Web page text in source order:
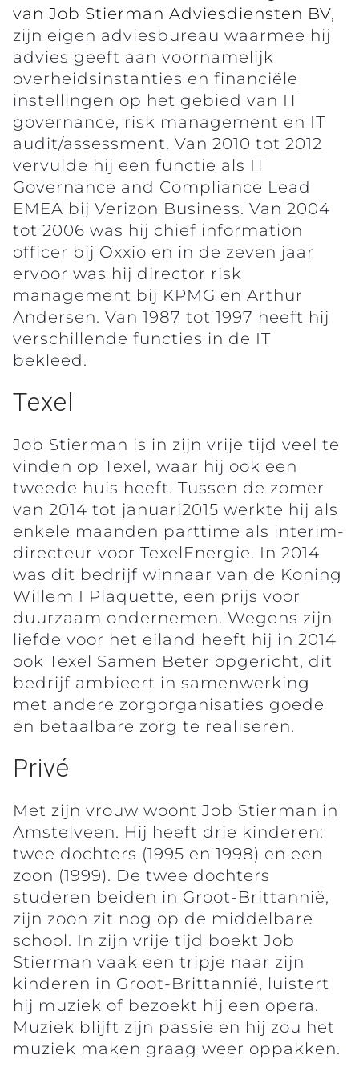
van Job Stierman Adviesdiensten BV,
zijn eigen adviesbureau waarmee hij
advies geeft aan voornamelijk
overheidsinstanties en financiële
instellingen op het gebied van IT
governance, risk management en IT
audit/assessment. Van 2010 tot 2012
vervulde hij een functie als IT
Governance and Compliance Lead
EMEA bij Verizon Business. Van 2004
tot 2006 was hij chief information
officer bij Oxxio en in de zeven jaar
ervoor was hij director risk
management bij KPMG en Arthur
Andersen. Van 1987 tot 1997 heeft hij
verschillende functies in de IT
bekleed.
Texel
Job Stierman is in zijn vrije tijd veel te
vinden op Texel, waar hij ook een
tweede huis heeft. Tussen de zomer
van 2014 tot januari2015 werkte hij als
enkele maanden parttime als interim-
directeur voor TexelEnergie. In 2014
was dit bedrijf winnaar van de Koning
Willem I Plaquette, een prijs voor
duurzaam ondernemen. Wegens zijn
liefde voor het eiland heeft hij in 2014
ook Texel Samen Beter opgericht, dit
bedrijf ambieert in samenwerking
met andere zorgorganisaties goede
en betaalbare zorg te realiseren.
Privé
Met zijn vrouw woont Job Stierman in
Amstelveen. Hij heeft drie kinderen:
twee dochters (1995 en 1998) en een
zoon (1999). De twee dochters
studeren beiden in Groot-Brittannië,
zijn zoon zit nog op de middelbare
school. In zijn vrije tijd boekt Job
Stierman vaak een tripje naar zijn
kinderen in Groot-Brittannië, luistert
hij muziek of bezoekt hij een opera.
Muziek blijft zijn passie en hij zou het
muziek maken graag weer oppakken.